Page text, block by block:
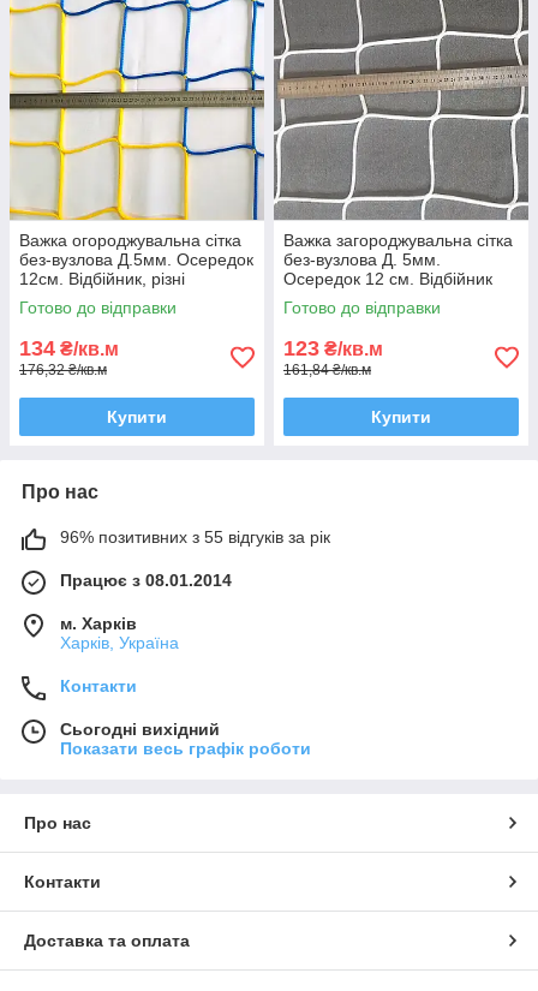
Важка огороджувальна сітка
без-вузлова Д.5мм. Осередок
12см. Відбійник, різні
кольори. Спільно Іспанія
Україна
Готово до відправки
134 ₴/кв.м
176,32 ₴/кв.м
Купити
Важка загороджувальна сітка
без-вузлова Д. 5мм.
Осередок 12 см. Відбійник
для стадіонів, біла, Іспанія-
Україна
Готово до відправки
123 ₴/кв.м
161,84 ₴/кв.м
Купити
Про нас
96% позитивних з 55 відгуків за рік
Працює з 08.01.2014
м. Харків
Харків, Україна
Контакти
Сьогодні вихідний
Показати весь графік роботи
Про нас
Контакти
Доставка та оплата